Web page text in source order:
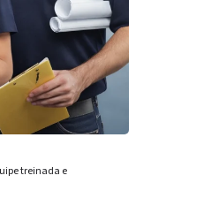
treinada e